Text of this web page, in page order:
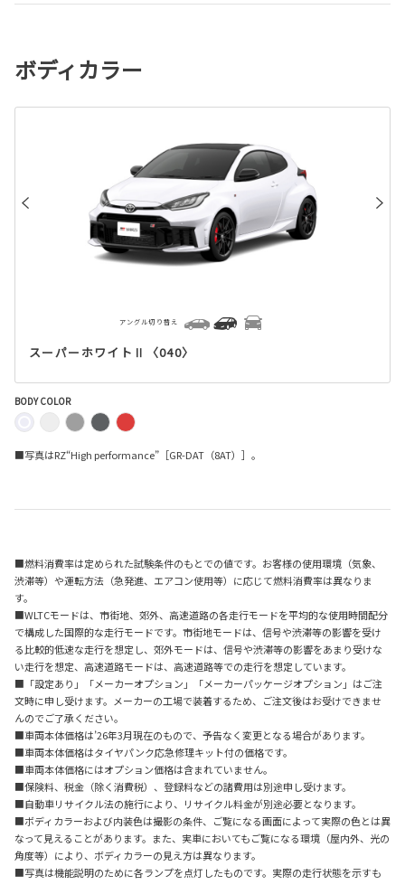
ボディカラー
スーパーホワイトⅡ〈040〉
アングル切り替え
BODY COLOR
■写真はRZ“High performance”［GR-DAT（8AT）］。
■燃料消費率は定められた試験条件のもとでの値です。お客様の使用環境（気象、
渋滞等）や運転方法（急発進、エアコン使用等）に応じて燃料消費率は異なりま
す。
■WLTCモードは、市街地、郊外、高速道路の各走行モードを平均的な使用時間配分
で構成した国際的な走行モードです。市街地モードは、信号や渋滞等の影響を受け
る比較的低速な走行を想定し、郊外モードは、信号や渋滞等の影響をあまり受けな
い走行を想定、高速道路モードは、高速道路等での走行を想定しています。
■「設定あり」「メーカーオプション」「メーカーパッケージオプション」はご注
文時に申し受けます。メーカーの工場で装着するため、ご注文後はお受けできませ
んのでご了承ください。
■車両本体価格は’26年3月現在のもので、予告なく変更となる場合があります。
■車両本体価格はタイヤパンク応急修理キット付の価格です。
■車両本体価格にはオプション価格は含まれていません。
■保険料、税金（除く消費税）、登録料などの諸費用は別途申し受けます。
■自動車リサイクル法の施行により、リサイクル料金が別途必要となります。
■ボディカラーおよび内装色は撮影の条件、ご覧になる画面によって実際の色とは異
なって見えることがあります。また、実車においてもご覧になる環境（屋内外、光の
角度等）により、ボディカラーの見え方は異なります。
■写真は機能説明のために各ランプを点灯したものです。実際の走行状態を示すも